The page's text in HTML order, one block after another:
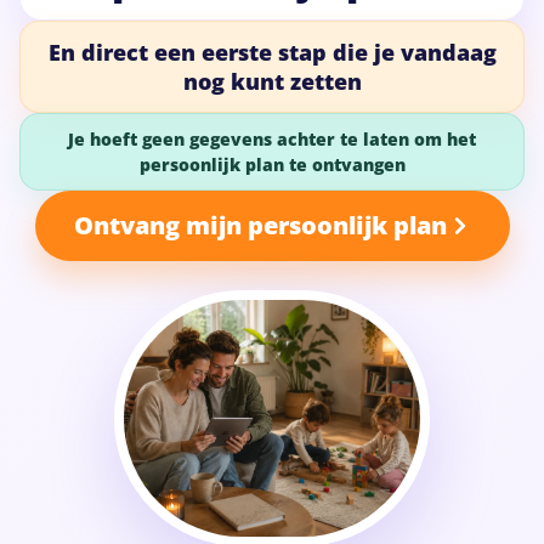
En direct een eerste stap die je vandaag
nog kunt zetten
Je hoeft geen gegevens achter te laten om het
persoonlijk plan te ontvangen
Ontvang mijn persoonlijk plan